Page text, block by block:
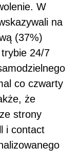
W
na
(37%)
24/7
co czwarty
że
strony
i contact